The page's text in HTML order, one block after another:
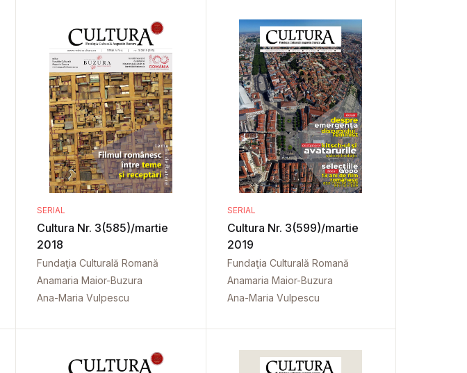
SERIAL
Cultura Nr. 3(585)/martie
2018
Fundaţia Culturală Romană
Anamaria Maior-Buzura
Ana-Maria Vulpescu
SERIAL
Cultura Nr. 3(599)/martie
2019
Fundaţia Culturală Romană
Anamaria Maior-Buzura
Ana-Maria Vulpescu